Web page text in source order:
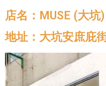
店名：MUSE (大坑)
地址：大坑安庶庇